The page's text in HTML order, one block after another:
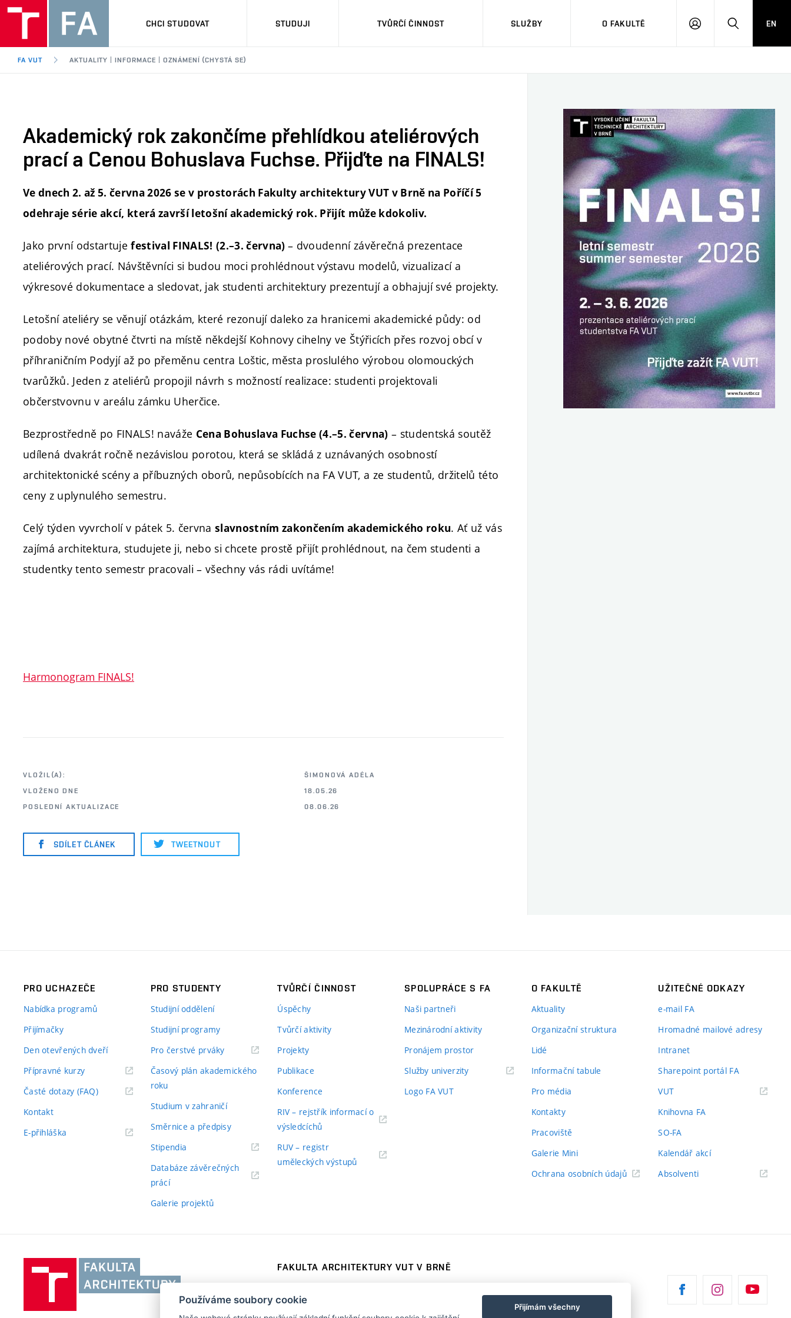
CHCI STUDOVAT STUDUJI TVŮRČÍ ČINNOST SLUŽBY O FAKULTĚ
PŘIHLÁSITHLEDAT
EN
FA VUT AKTUALITY | INFORMACE | OZNÁMENÍ (CHYSTÁ SE)
Akademický rok zakončíme přehlídkou ateliérových
prací a Cenou Bohuslava Fuchse. Přijďte na FINALS!
Ve dnech 2. až 5. června 2026 se v prostorách Fakulty architektury VUT v Brně na Poříčí 5
odehraje série akcí, která završí letošní akademický rok. Přijít může kdokoliv.
Jako první odstartujefestival FINALS! (2.–3. června)– dvoudenní závěrečná prezentace
ateliérových prací. Návštěvníci si budou moci prohlédnout výstavu modelů, vizualizací a
výkresové dokumentace a sledovat, jak studenti architektury prezentují a obhajují své projekty.
Letošní ateliéry se věnují otázkám, které rezonují daleko za hranicemi akademické půdy: od
podoby nové obytné čtvrti na místě někdejší Kohnovy cihelny ve Štýřicích přes rozvoj obcí v
příhraničním Podyjí až po přeměnu centra Loštic, města proslulého výrobou olomouckých
tvarůžků. Jeden z ateliérů propojil návrh s možností realizace: studenti projektovali
občerstvovnu v areálu zámku Uherčice.
Bezprostředně po FINALS! naváže Cena Bohuslava Fuchse (4.–5. června) – studentská soutěž
udílená dvakrát ročně nezávislou porotou, která se skládá z uznávaných osobností
architektonické scény a příbuzných oborů, nepůsobících na FA VUT, a ze studentů, držitelů této
ceny z uplynulého semestru.
Celý týden vyvrcholí v pátek 5. června slavnostním zakončením akademického roku. Ať už vás
zajímá architektura, studujete ji, nebo si chcete prostě přijít prohlédnout, na čem studenti a
studentky tento semestr pracovali – všechny vás rádi uvítáme!
Harmonogram FINALS!
VLOŽIL(A):
ŠIMONOVÁ ADÉLA
VLOŽENO DNE
18.05.26
POSLEDNÍ AKTUALIZACE
08.06.26
SDÍLET ČLÁNEK TWEETNOUT
PRO UCHAZEČE
Nabídka programů
Přijímačky
Den otevřených dveří
Přípravné kurzy
Časté dotazy (FAQ)
Kontakt
E-přihláška
PRO STUDENTY
Studijní oddělení
Studijní programy
Pro čerstvé prváky
Časový plán akademického
roku
Studium v zahraničí
Směrnice a předpisy
Stipendia
Databáze závěrečných
prácí
Galerie projektů
TVŮRČÍ ČINNOST
Úspěchy
Tvůrčí aktivity
Projekty
Publikace
Konference
RIV – rejstřík informací o
výsledcíchů
RUV – registr
uměleckých výstupů
SPOLUPRÁCE S FA
Naši partneři
Mezinárodní aktivity
Pronájem prostor
Služby univerzity
Logo FA VUT
O FAKULTĚ
Aktuality
Organizační struktura
Lidé
Informační tabule
Pro média
Kontakty
Pracoviště
Galerie Mini
Ochrana osobních údajů
UŽITEČNÉ ODKAZY
e-mail FA
Hromadné mailové adresy
Intranet
Sharepoint portál FA
VUT(externí
Knihovna FA
SO-FA
Kalendář akcí
Absolventi(externí
učení
technické
FAKULTA ARCHITEKTURY VUT V BRNĚ
Telefon: 54114 6600
Používáme soubory cookie
Přijímám všechny